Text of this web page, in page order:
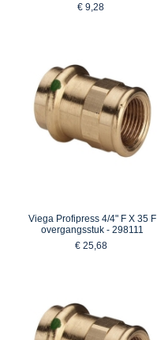
€ 9,28
Viega Profipress 4/4" F X 35 F
overgangsstuk - 298111
€ 25,68